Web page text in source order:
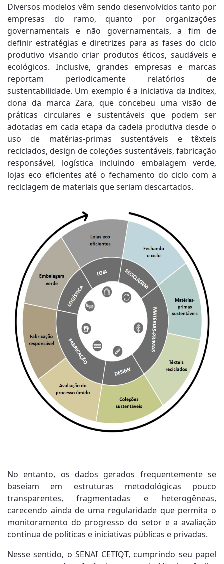
Diversos modelos vêm sendo desenvolvidos tanto por
empresas do ramo, quanto por organizações
governamentais e não governamentais, a fim de
definir estratégias e diretrizes para as fases do ciclo
produtivo visando criar produtos éticos, saudáveis e
ecológicos. Inclusive, grandes empresas e marcas
reportam periodicamente relatórios de
sustentabilidade. Um exemplo é a iniciativa da Inditex,
dona da marca Zara, que concebeu uma visão de
práticas circulares e sustentáveis que podem ser
adotadas em cada etapa da cadeia produtiva desde o
uso de matérias-primas sustentáveis e têxteis
reciclados, design de coleções sustentáveis, fabricação
responsável, logística incluindo embalagem verde,
lojas eco eficientes até o fechamento do ciclo com a
reciclagem de materiais que seriam descartados.
No entanto, os dados gerados frequentemente se
baseiam em estruturas metodológicas pouco
transparentes, fragmentadas e heterogêneas,
carecendo ainda de uma regularidade que permita o
monitoramento do progresso do setor e a avaliação
contínua de políticas e iniciativas públicas e privadas.
Nesse sentido, o SENAI CETIQT, cumprindo seu papel